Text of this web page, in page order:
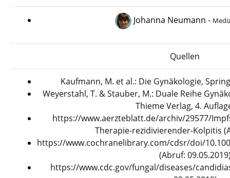
Johanna Neumann -
Quellen
Kaufmann, M. et al.: Die Gynäkologie,
Weyerstahl, T. & Stauber, M.: Duale Reihe
Thieme Verlag, 4.
https://www.aerzteblatt.de/archiv/29577/
Therapie-rezidivierender-Kolpitis
https://www.cochranelibrary.com/cdsr/doi/
(Abruf:
https://www.cdc.gov/fungal/diseases/